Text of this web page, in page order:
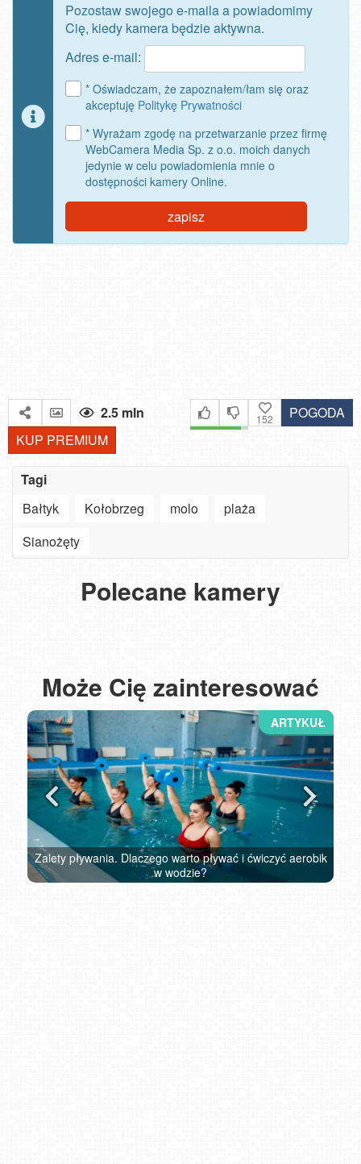
Pozostaw swojego e-maila a powiadomimy
Cię, kiedy kamera będzie aktywna.
Adres e-mail:
* Oświadczam, że zapoznałem/łam się oraz
akceptuję Politykę Prywatności
* Wyrażam zgodę na przetwarzanie przez firmę
WebCamera Media Sp. z o.o. moich danych
jedynie w celu powiadomienia mnie o
dostępności kamery Online.
zapisz
2.5 mln 152
POGODA
KUP PREMIUM
Tagi
Bałtyk
Kołobrzeg molo
plaża
Sianożęty
Polecane kamery
USTRONIE MORSKIE - widok na plażę
Może Cię zainteresować
Zalety pływania. Dlaczego warto pływać i ćwiczyć aerobik
w wodzie?